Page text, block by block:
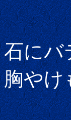
昼前
石にバ
胸やけ
ます